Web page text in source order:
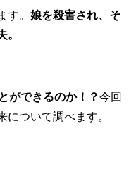
す。 娘を殺害され、そ
。
ができるのか！？今回
について調べます。